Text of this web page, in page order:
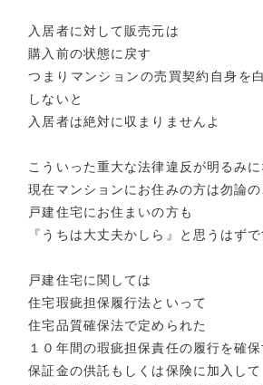
入居者に対して販売元は
購入前の状態に戻す
つまりマンションの売買契約自身を
しないと
入居者は絶対に収まりませんよ
こういった重大な法律違反が明るみに
現在マンションにお住みの方は勿論の
戸建住宅にお住まいの方も
『うちは大丈夫かしら』と思うはずで
戸建住宅に関しては
住宅瑕疵担保履行法といって
住宅品質確保法で定められた
１０年間の瑕疵担保責任の履行を確保
保証金の供託もしくは保険に加入して